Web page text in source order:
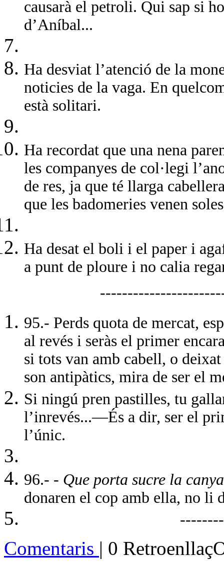
causarà el petroli. Qui sap si
d’Aníbal...
Ha desviat l’atenció de la
noticies de la vaga. En
està solitari.
Ha recordat que una nena
les companyes de col·legi
de res, ja que té llarga
que les badomeries venen
Ha desat el boli i el paper i
a punt de ploure i no calia
95.- Perds quota de mercat,
al revés i seràs el primer
si tots van amb cabell, o
son antipàtics, mira de ser el
Si ningú pren pastilles, tu
l’inrevés...—És a dir, ser el
l’únic.
96.- - Que porta sucre la canya
donaren el cop amb ella, no li
Comentaris | 0